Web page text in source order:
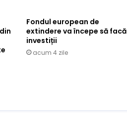
Fondul european de
extindere va începe să facă
investiții
acum 4 zile